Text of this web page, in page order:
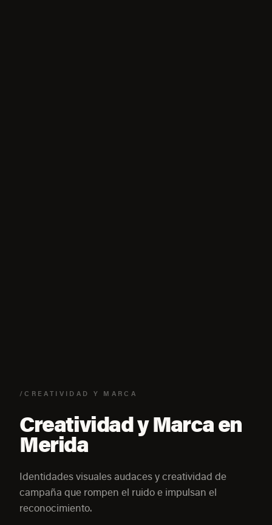
/CREATIVIDAD Y MARCA
Creatividad y Marca en
Merida
Identidades visuales audaces y creatividad de
campaña que rompen el ruido e impulsan el
reconocimiento.